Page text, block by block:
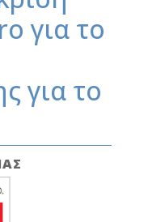
για το
για το